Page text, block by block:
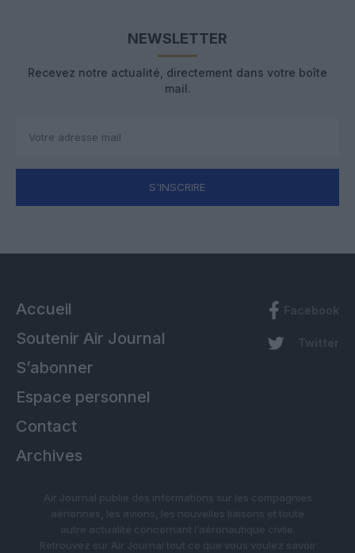
NEWSLETTER
Recevez notre actualité, directement dans votre boîte
mail.
S'INSCRIRE
Accueil
Soutenir Air Journal
S’abonner
Espace personnel
Contact
Archives